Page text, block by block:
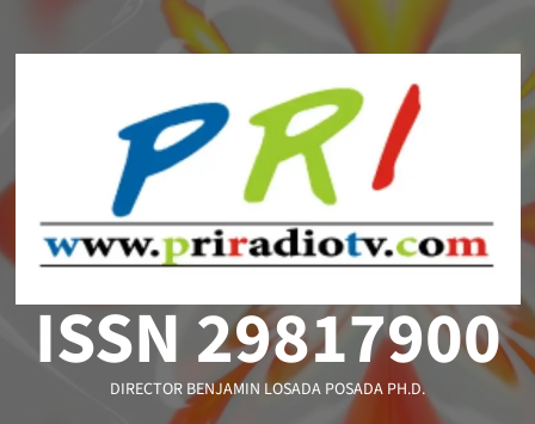
ISSN 29817900
DIRECTOR BENJAMIN LOSADA POSADA PH.D.